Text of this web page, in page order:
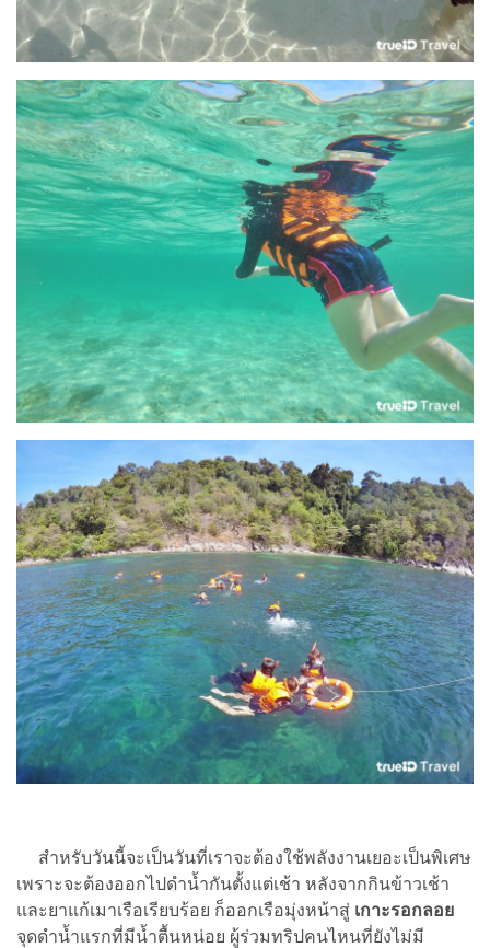
สำหรับวันนี้จะเป็นวันที่เราจะต้องใช้พลังงานเยอะเป็นพิเศษ
เพราะจะต้องออกไปดำน้ำกันตั้งแต่เช้า หลังจากกินข้าวเช้า
และยาแก้เมาเรือเรียบร้อย ก็ออกเรือมุ่งหน้าสู่ เกาะรอกลอย
จุดดำน้ำแรกที่มีน้ำตื้นหน่อย ผู้ร่วมทริปคนไหนที่ยังไม่มี